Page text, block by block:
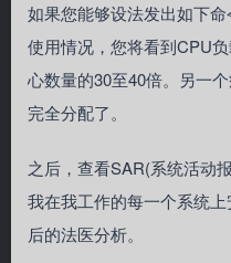
如果您能够设法发出如下
使用情况，您将看到CPU
心数量的30至40倍。另一
完全分配了。
之后，查看SAR(系统活动
我在我工作的每一个系统
后的法医分析。